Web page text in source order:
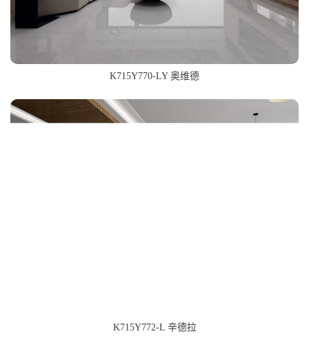
K715Y770-LY 奥维德
K715Y772-L 辛德拉